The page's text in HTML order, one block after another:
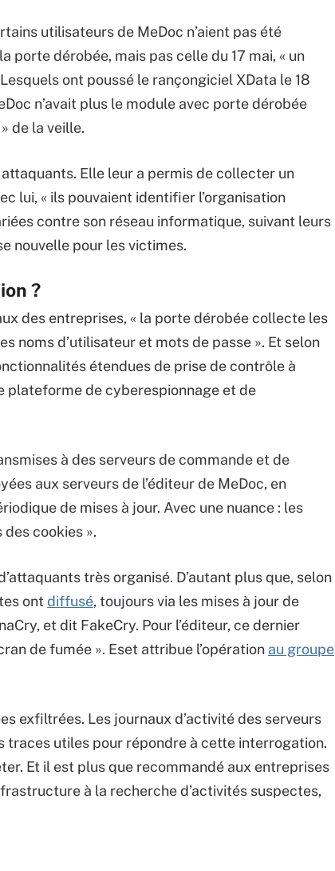
utilisateurs de MeDoc n’aient pas été
porte dérobée, mais pas celle du 17 mai, « un
ont poussé le rançongiciel XData le 18
n’avait plus le module avec porte dérobée
de la veille.
Elle leur a permis de collecter un
lui, « ils pouvaient identifier l’organisation
contre son réseau informatique, suivant leurs
nouvelle pour les victimes.
?
des entreprises, « la porte dérobée collecte les
noms d’utilisateur et mots de passe ». Et selon
étendues de prise de contrôle à
plateforme de cyberespionnage et de
à des serveurs de commande et de
aux serveurs de l’éditeur de MeDoc, en
de mises à jour. Avec une nuance : les
cookies ».
très organisé. D’autant plus que, selon
ont diffusé, toujours via les mises à jour de
et dit FakeCry. Pour l’éditeur, ce dernier
de fumée ». Eset attribue l’opération au groupe
exfiltrées. Les journaux d’activité des serveurs
traces utiles pour répondre à cette interrogation.
Et il est plus que recommandé aux entreprises
à la recherche d’activités suspectes,